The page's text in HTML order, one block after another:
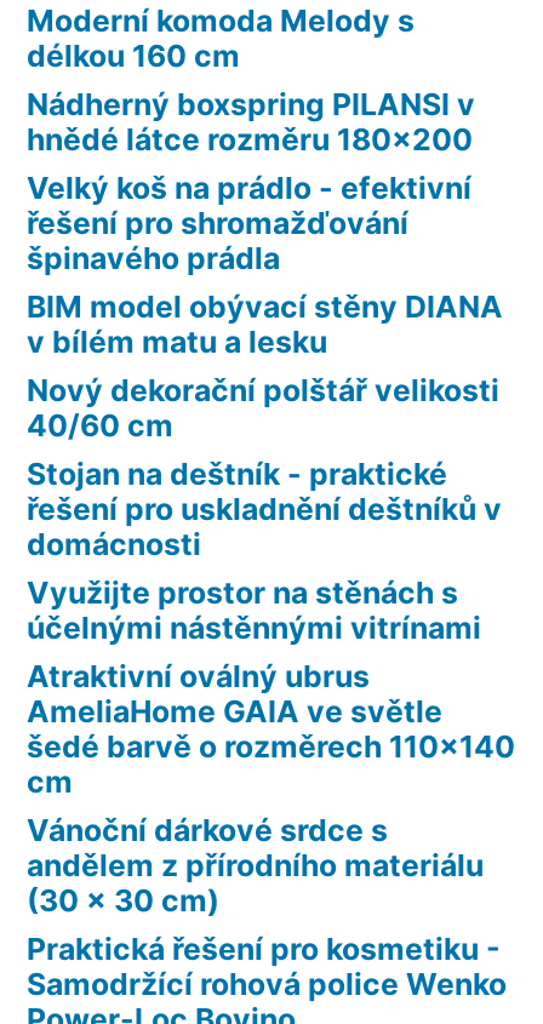
Moderní komoda Melody s
délkou 160 cm
Nádherný boxspring PILANSI v
hnědé látce rozměru 180×200
Velký koš na prádlo - efektivní
řešení pro shromažďování
špinavého prádla
BIM model obývací stěny DIANA
v bílém matu a lesku
Nový dekorační polštář velikosti
40/60 cm
Stojan na deštník - praktické
řešení pro uskladnění deštníků v
domácnosti
Využijte prostor na stěnách s
účelnými nástěnnými vitrínami
Atraktivní oválný ubrus
AmeliaHome GAIA ve světle
šedé barvě o rozměrech 110×140
cm
Vánoční dárkové srdce s
andělem z přírodního materiálu
(30 x 30 cm)
Praktická řešení pro kosmetiku -
Samodržící rohová police Wenko